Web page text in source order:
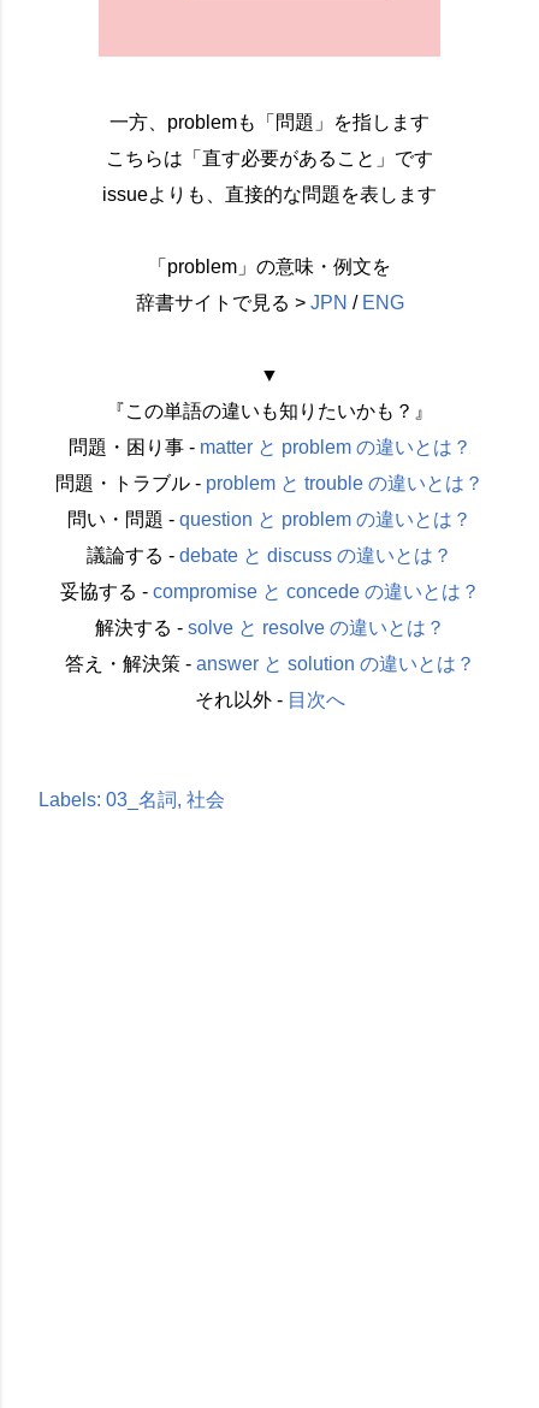
一方、problemも「問題」を指します
こちらは「直す必要があること」です
issueよりも、直接的な問題を表します
「problem」の意味・例文を
辞書サイトで見る > JPN / ENG
▼
『この単語の違いも知りたいかも？』
問題・困り事 - matter と problem の違いとは？
問題・トラブル - problem と trouble の違いとは？
問い・問題 - question と problem の違いとは？
議論する - debate と discuss の違いとは？
妥協する - compromise と concede の違いとは？
解決する - solve と resolve の違いとは？
答え・解決策 - answer と solution の違いとは？
それ以外 - 目次へ
Labels: 03_名詞 社会